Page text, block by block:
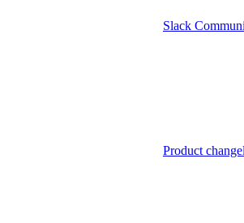
Slack
Product